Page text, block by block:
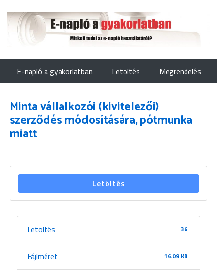
E-napló a gyakorlatban Letöltés Megrendelés
Minta vállalkozói (kivitelezői)
szerződés módosítására, pótmunka
miatt
Letöltés
Letöltés 36
Fájlméret 16.09 KB